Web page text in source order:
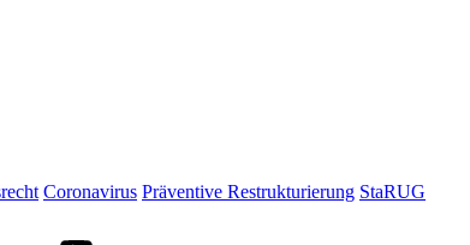
Coronavirus Präventive Restrukturierung StaRUG